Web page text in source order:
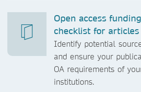
Open access
checklist for articles
Identify potential
and ensure your
OA requirements of
institutions.